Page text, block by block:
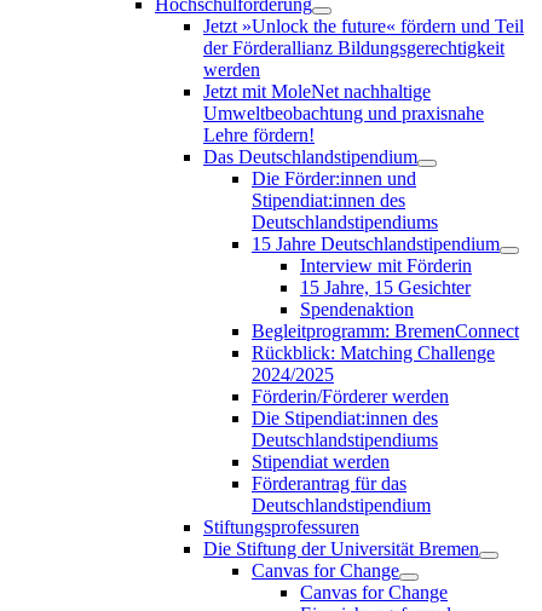
Jetzt »Unlock the future« fördern und Teil
der Förderallianz Bildungsgerechtigkeit
werden
Jetzt mit MoleNet nachhaltige
Umweltbeobachtung und praxisnahe
Lehre fördern!
Das Deutschlandstipendium
Die Förder:innen und
Stipendiat:innen des
Deutschlandstipendiums
15 Jahre Deutschlandstipendium
Interview mit Förderin
15 Jahre, 15 Gesichter
Spendenaktion
Begleitprogramm: BremenConnect
Rückblick: Matching Challenge
2024/2025
Förderin/Förderer werden
Die Stipendiat:innen des
Deutschlandstipendiums
Stipendiat werden
Förderantrag für das
Deutschlandstipendium
Stiftungsprofessuren
Die Stiftung der Universität Bremen
Canvas for Change
Canvas for Change